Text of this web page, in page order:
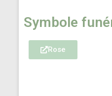
Symbole
Rose